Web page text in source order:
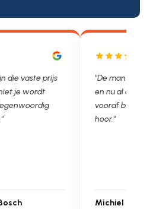
"De man rijden net weg. 11.00 gebeld
en nu al opgelost voor een vast en
vooraf besproken tarief. Lekker
hoor."
Michiel Uitdenbongerd